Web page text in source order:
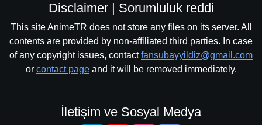
Disclaimer | Sorumluluk reddi
This site AnimeTR does not store any files on its server. All
contents are provided by non-affiliated third parties. In case
of any copyright issues, contactfansubayyildiz@gmail.com
or contact pageand it will be removed immediately.
İletişim ve Sosyal Medya